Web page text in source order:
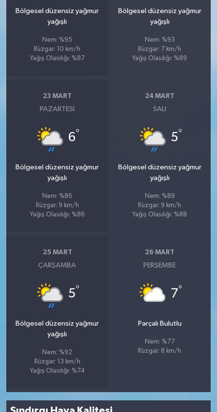
Bölgesel düzensiz yağmur
yağışlı
Nem: %95
Rüzgar: 10 km/h
Yağış Olasılığı: %87
Bölgesel düzensiz yağmur
yağışlı
Nem: %93
Rüzgar: 7 km/h
Yağış Olasılığı: %89
23 MART
PAZARTESI
6°
Bölgesel düzensiz yağmur
yağışlı
Nem: %86
Rüzgar: 9 km/h
Yağış Olasılığı: %86
24 MART
SALI
5°
Bölgesel düzensiz yağmur
yağışlı
Nem: %89
Rüzgar: 9 km/h
Yağış Olasılığı: %88
25 MART
ÇARŞAMBA
5°
Bölgesel düzensiz yağmur
yağışlı
Nem: %92
Rüzgar: 13 km/h
Yağış Olasılığı: %74
26 MART
PERŞEMBE
7°
Parçalı Bulutlu
Nem: %77
Rüzgar: 8 km/h